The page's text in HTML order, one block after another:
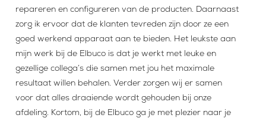
repareren en configureren van de producten. Daarnaast
zorg ik ervoor dat de klanten tevreden zijn door ze een
goed werkend apparaat aan te bieden. Het leukste aan
mijn werk bij de Elbuco is dat je werkt met leuke en
gezellige collega’s die samen met jou het maximale
resultaat willen behalen. Verder zorgen wij er samen
voor dat alles draaiende wordt gehouden bij onze
afdeling. Kortom, bij de Elbuco ga je met plezier naar je